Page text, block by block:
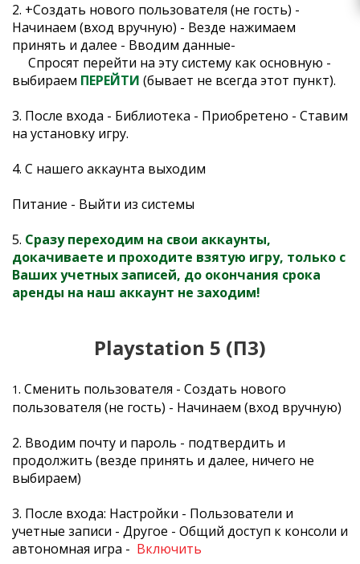
2. +Создать нового пользователя (не гость) -
Начинаем (вход вручную) - Везде нажимаем
принять и далее - Вводим данные-
Спросят перейти на эту систему как основную -
выбираем ПЕРЕЙТИ (бывает не всегда этот пункт).
3. После входа - Библиотека - Приобретено - Ставим
на установку игру.
4. С нашего аккаунта выходим
Питание - Выйти из системы
5. Сразу переходим на свои аккаунты,
докачиваете и проходите взятую игру, только с
Ваших учетных записей, до окончания срока
аренды на наш аккаунт не заходим!
Playstation 5 (П3)
1. Сменить пользователя - Создать нового
пользователя (не гость) - Начинаем (вход вручную)
2. Вводим почту и пароль - подтвердить и
продолжить (везде принять и далее, ничего не
выбираем)
3. После входа: Настройки - Пользователи и
учетные записи - Другое - Общий доступ к консоли и
автономная игра - Включить